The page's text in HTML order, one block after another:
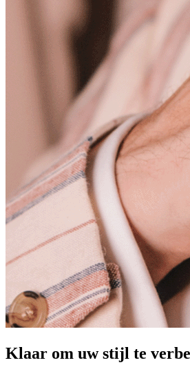
Klaar om uw stijl te